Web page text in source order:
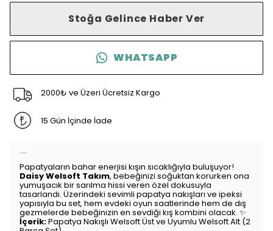
Stoğa Gelince Haber Ver
WHATSAPP
2000₺ ve Üzeri Ücretsiz Kargo
15 Gün İçinde İade
Papatyaların bahar enerjisi kışın sıcaklığıyla buluşuyor!
Daisy Welsoft Takım, bebeğinizi soğuktan korurken ona
yumuşacık bir sarılma hissi veren özel dokusuyla
tasarlandı. Üzerindeki sevimli papatya nakışları ve ipeksi
yapısıyla bu set, hem evdeki oyun saatlerinde hem de dış
gezmelerde bebeğinizin en sevdiği kış kombini olacak. ✨
İçerik:Papatya Nakışlı Welsoft Üst ve Uyumlu Welsoft Alt (2